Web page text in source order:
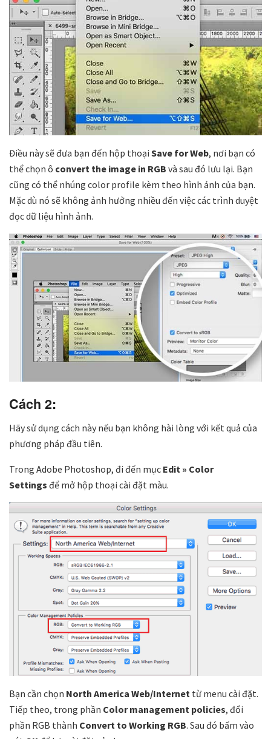
Điều này sẽ đưa bạn đến hộp thoại Save for Web, nơi bạn có
thể chọn ô convert the image in RGB và sau đó lưu lại. Bạn
cũng có thể nhúng color profile kèm theo hình ảnh của bạn.
Mặc dù nó sẽ không ảnh hưởng nhiều đến việc các trình duyệt
đọc dữ liệu hình ảnh.
Cách 2:
Hãy sử dụng cách này nếu bạn không hài lòng với kết quả của
phương pháp đầu tiên.
Trong Adobe Photoshop, đi đến mục Edit » Color
Settings để mở hộp thoại cài đặt màu.
Bạn cần chọn North America Web/Internet từ menu cài đặt.
Tiếp theo, trong phần Color management policies, đổi
phần RGB thành Convert to Working RGB. Sau đó bấm vào